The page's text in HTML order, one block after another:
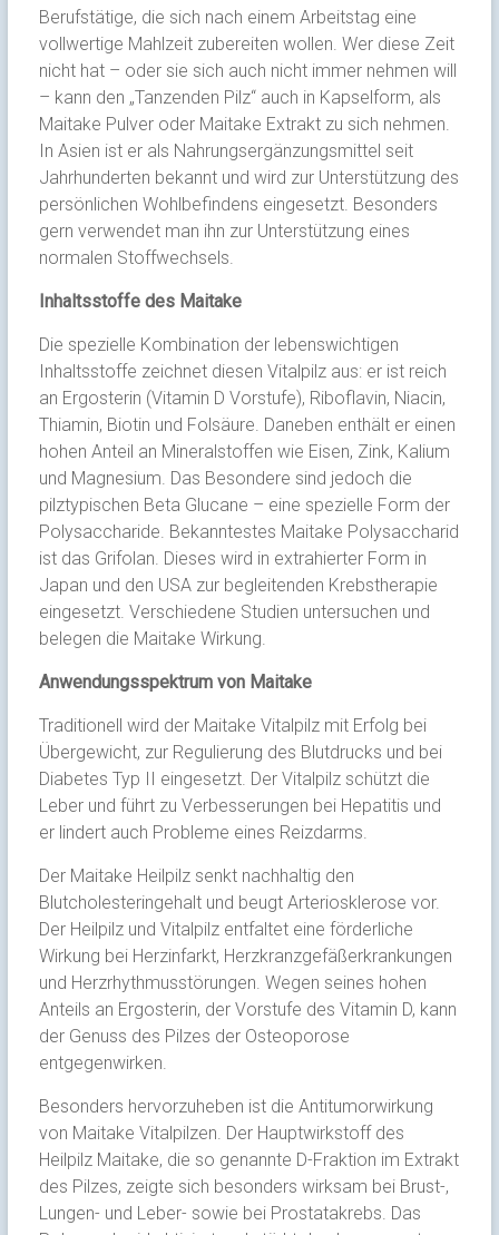
Berufstätige, die sich nach einem Arbeitstag eine
vollwertige Mahlzeit zubereiten wollen. Wer diese Zeit
nicht hat – oder sie sich auch nicht immer nehmen will
– kann den „Tanzenden Pilz“ auch in Kapselform, als
Maitake Pulver oder Maitake Extrakt zu sich nehmen.
In Asien ist er als Nahrungsergänzungsmittel seit
Jahrhunderten bekannt und wird zur Unterstützung des
persönlichen Wohlbefindens eingesetzt. Besonders
gern verwendet man ihn zur Unterstützung eines
normalen Stoffwechsels.
Inhaltsstoffe des Maitake
Die spezielle Kombination der lebenswichtigen
Inhaltsstoffe zeichnet diesen Vitalpilz aus: er ist reich
an Ergosterin (Vitamin D Vorstufe), Riboflavin, Niacin,
Thiamin, Biotin und Folsäure. Daneben enthält er einen
hohen Anteil an Mineralstoffen wie Eisen, Zink, Kalium
und Magnesium. Das Besondere sind jedoch die
pilztypischen Beta Glucane – eine spezielle Form der
Polysaccharide. Bekanntestes Maitake Polysaccharid
ist das Grifolan. Dieses wird in extrahierter Form in
Japan und den USA zur begleitenden Krebstherapie
eingesetzt. Verschiedene Studien untersuchen und
belegen die Maitake Wirkung.
Anwendungsspektrum von Maitake
Traditionell wird der Maitake Vitalpilz mit Erfolg bei
Übergewicht, zur Regulierung des Blutdrucks und bei
Diabetes Typ II eingesetzt. Der Vitalpilz schützt die
Leber und führt zu Verbesserungen bei Hepatitis und
er lindert auch Probleme eines Reizdarms.
Der Maitake Heilpilz senkt nachhaltig den
Blutcholesteringehalt und beugt Arteriosklerose vor.
Der Heilpilz und Vitalpilz entfaltet eine förderliche
Wirkung bei Herzinfarkt, Herzkranzgefäßerkrankungen
und Herzrhythmusstörungen. Wegen seines hohen
Anteils an Ergosterin, der Vorstufe des Vitamin D, kann
der Genuss des Pilzes der Osteoporose
entgegenwirken.
Besonders hervorzuheben ist die Antitumorwirkung
von Maitake Vitalpilzen. Der Hauptwirkstoff des
Heilpilz Maitake, die so genannte D-Fraktion im Extrakt
des Pilzes, zeigte sich besonders wirksam bei Brust-,
Lungen- und Leber- sowie bei Prostatakrebs. Das